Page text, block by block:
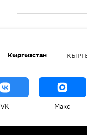
Кыргызстан
VK Макс